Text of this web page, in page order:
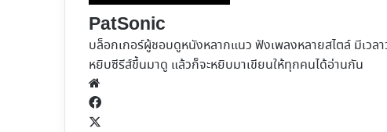
PatSonic
บล็อกเกอร์ผู้ชอบดูหนังหลากแนว ฟังเพลงหลายสไตล์ มีเวล
หยิบซีรีส์ขึ้นมาดู แล้วก็จะหยิบมาเขียนให้ทุกคนได้อ่านกัน
Facebook